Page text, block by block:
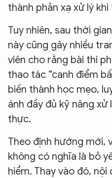
thành phản xạ xử lý
Tuy nhiên, sau thời
này cũng gây nhiều
viên cho rằng bài thi
thao tác “canh điểm
biến thành học mẹo,
ánh đầy đủ kỹ năng
thực.
Theo định hướng mới,
không có nghĩa là bỏ
hiểm. Thay vào đó,